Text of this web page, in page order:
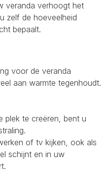
veranda verhoogt het
zelf de hoeveelheid
bepaalt.
voor de veranda
aan warmte tegenhoudt.
plek te creëren, bent u
of tv kijken, ook als
schijnt en in uw